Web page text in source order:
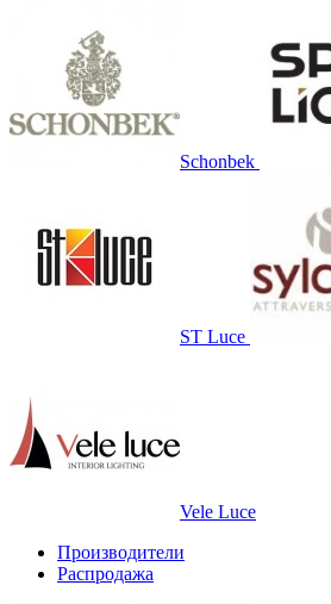
Schonbek
ST Luce
Vele Luce
Производители
Распродажа